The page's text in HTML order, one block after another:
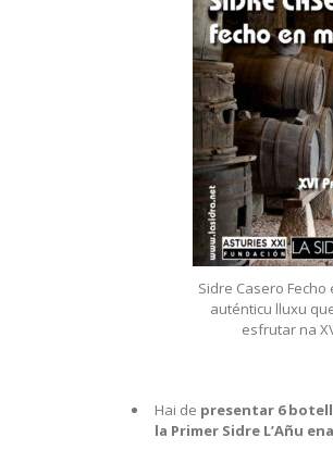
Sidre Casero Fecho
auténticu lluxu
esfrutar na
Hai de presentar 6
la Primer Sidre L’Añu